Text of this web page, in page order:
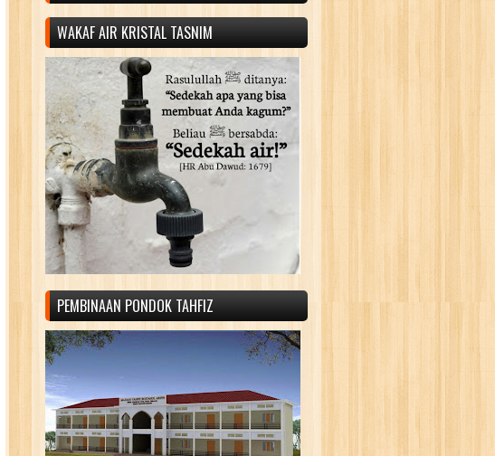
WAKAF AIR KRISTAL TASNIM
PEMBINAAN PONDOK TAHFIZ